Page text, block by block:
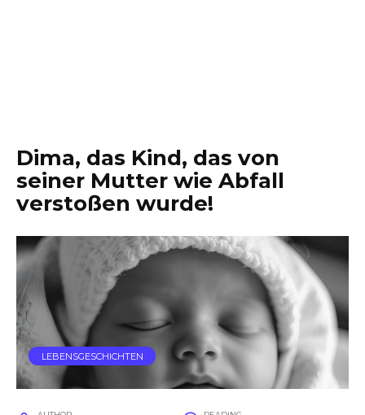
Dima, das Kind, das von
seiner Mutter wie Abfall
verstoßen wurde!
LEBENSGESCHICHTEN